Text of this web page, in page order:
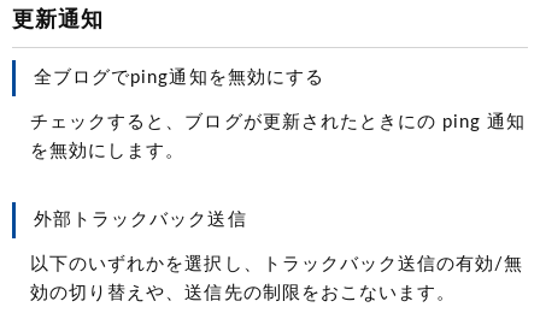
更新通知
全ブログでping通知を無効にする
チェックすると、ブログが更新されたときにの ping 通知
を無効にします。
外部トラックバック送信
以下のいずれかを選択し、トラックバック送信の有効/無
効の切り替えや、送信先の制限をおこないます。